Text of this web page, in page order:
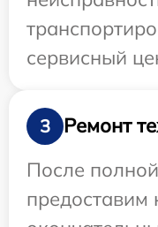
сервисный
3
Ремонт
После
предоставим